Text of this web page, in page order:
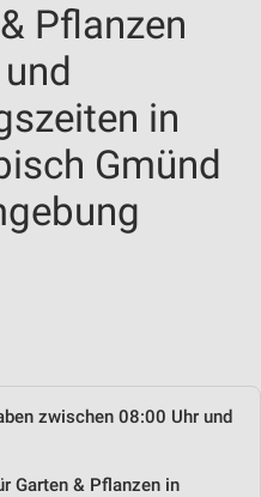
Pflanzen
in
Gmünd
zwischen 08:00 Uhr und
Garten & Pflanzen in